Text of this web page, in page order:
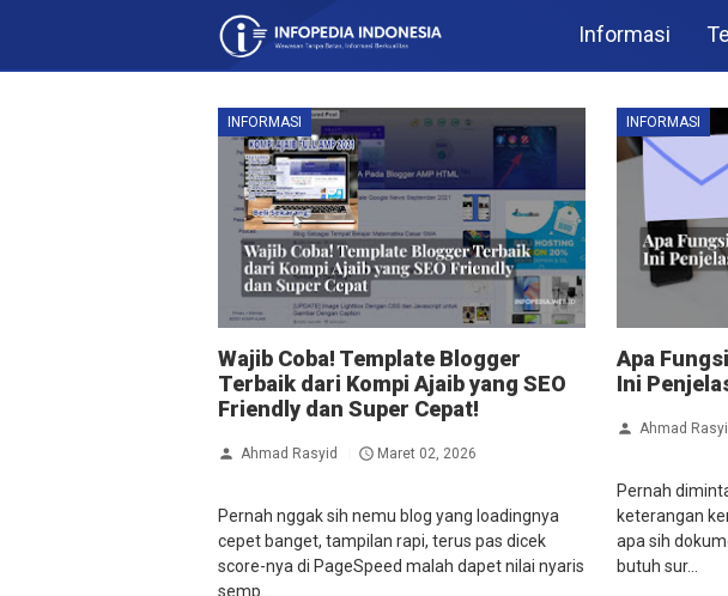
Informasi
INFORMASI
Wajib Coba! Template Blogger
Terbaik dari Kompi Ajaib yang SEO
Friendly dan Super Cepat!
Ahmad Rasyid Maret 02, 2026
Pernah nggak sih nemu blog yang loadingnya
cepet banget, tampilan rapi, terus pas dicek
score-nya di PageSpeed malah dapet nilai nyaris
semp...
INFORMASI
Apa
Ini
Ahmad
Pernah
keterangan
apa sih
butuh sur...